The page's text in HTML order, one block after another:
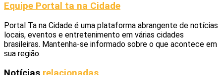
Equipe Portal ta na Cidade
Portal Ta na Cidade é uma plataforma abrangente de notícias
locais, eventos e entretenimento em várias cidades
brasileiras. Mantenha-se informado sobre o que acontece em
sua região.